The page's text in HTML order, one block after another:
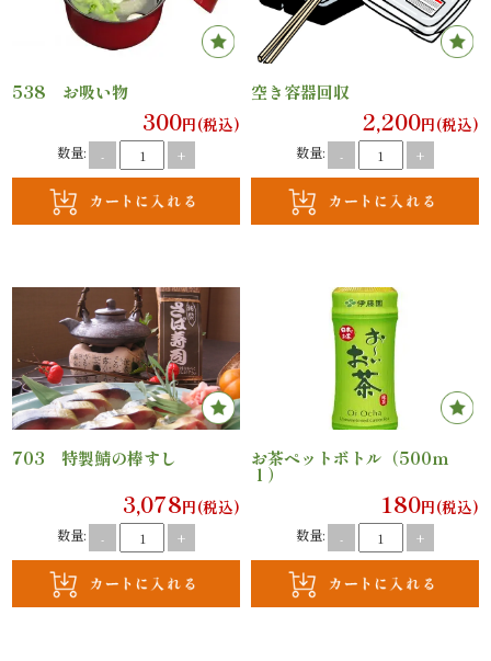
理
ド
ブ
司
一
品・
シ
538 お吸い物
300円(税込)
数量: - +
空き容器回収
2,200円(税込)
数量: - +
703 特製鯖の棒すし
3,078円(税込)
数量: - +
お茶ペットボトル（500ｍ
ｌ）
180円(税込)
数量: - +